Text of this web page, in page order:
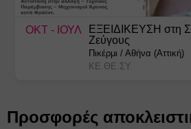
ΟΚΤ - ΙΟΥΛ
ΕΞΕΙΔΙΚΕΥΣΗ στη
Ζεύγους
Πικέρμι /Αθήνα (Αττική)
ΚΕ.ΘΕ.ΣΥ.
Προσφορές